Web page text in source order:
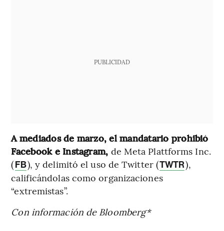
PUBLICIDAD
A mediados de marzo, el mandatario prohibió
Facebook e Instagram, de Meta Plattforms Inc.
(FB), y delimitó el uso de Twitter (TWTR),
calificándolas como organizaciones
“extremistas”.
Con información de Bloomberg*